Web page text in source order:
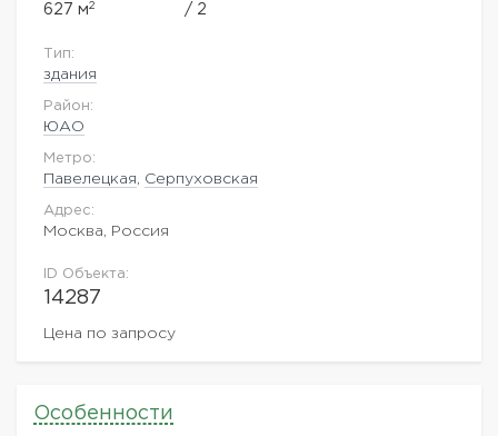
627 м2 / 2
Тип:
здания
Район:
ЮАО
Метро:
Павелецкая Серпуховская
Адрес:
Москва, Россия
ID Объекта:
14287
Цена по запросу
Особенности